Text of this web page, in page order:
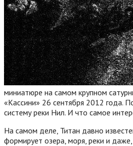
миниатюре на самом крупном
«Кассини» 26 сентября 2012 года.
систему реки Нил. И что самое
На самом деле, Титан давно
формирует озера, моря, реки и